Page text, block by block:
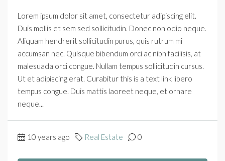
Lorem ipsum dolor sit amet, consectetur adipiscing elit.
Duis mollis et sem sed sollicitudin. Donec non odio neque.
Aliquam hendrerit sollicitudin purus, quis rutrum mi
accumsan nec. Quisque bibendum orci ac nibh facilisis, at
malesuada orci congue. Nullam tempus sollicitudin cursus.
Ut et adipiscing erat. Curabitur this is a text link libero
tempus congue. Duis mattis laoreet neque, et ornare
neque...
10 years ago Real Estate 0